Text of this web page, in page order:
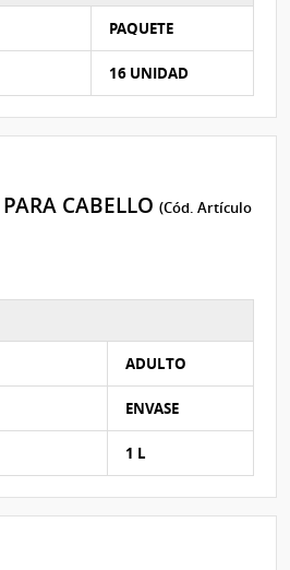
PAQUETE
16 UNIDAD
CABELLO(Cód. Artículo
ADULTO
ENVASE
1 L